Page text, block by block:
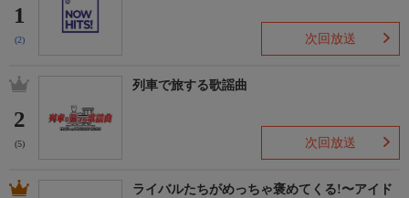
1
(2) 次回放送
2
(5)
列車で旅する歌謡曲
次回放送
ライバルたちがめっちゃ褒めてくる!〜アイド